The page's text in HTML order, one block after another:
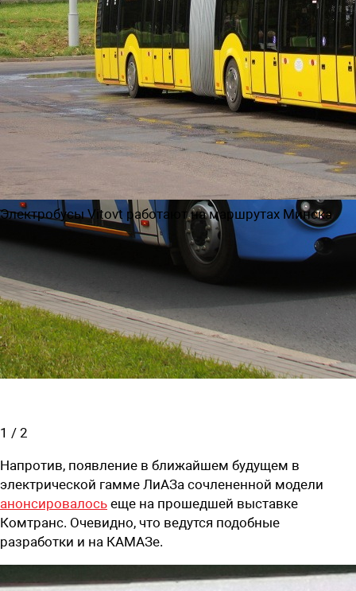
Электробусы Vitovt работают на маршрутах Минска
1 / 2
Напротив, появление в ближайшем будущем в
электрической гамме ЛиАЗа сочлененной модели
анонсировалось еще на прошедшей выставке
Комтранс. Очевидно, что ведутся подобные
разработки и на КАМАЗе.